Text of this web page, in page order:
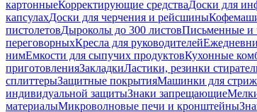
картонныеКорректирующие средстваДоски для
капсулахДоски для черчения и рейсшины
пистолетовДыроколы до 300 листовПисьменные и
переговорныхКресла для руководителей
нимЕмкости для сыпучих продуктовКухонные
приготовленияЗакладкиЛастики, резинки
сплиттерыЗащитные покрытияМашинки для
индивидуальной защитыЗнаки запрещающие
материалыМикроволновые печи и кронштейны